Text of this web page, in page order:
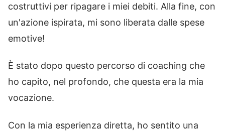
costruttivi per ripagare i miei debiti. Alla fine, con
un'azione ispirata, mi sono liberata dalle spese
emotive!
È stato dopo questo percorso di coaching che
ho capito, nel profondo, che questa era la mia
vocazione.
Con la mia esperienza diretta, ho sentito una